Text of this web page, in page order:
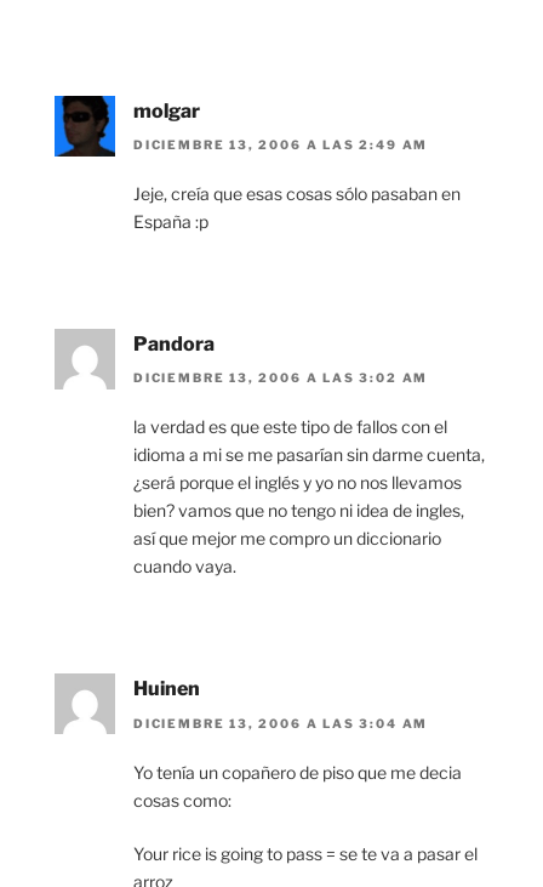
molgar
DICIEMBRE 13, 2006 A LAS 2:49 AM
Jeje, creía que esas cosas sólo pasaban en
España :p
Pandora
DICIEMBRE 13, 2006 A LAS 3:02 AM
la verdad es que este tipo de fallos con el
idioma a mi se me pasarían sin darme cuenta,
¿será porque el inglés y yo no nos llevamos
bien? vamos que no tengo ni idea de ingles,
así que mejor me compro un diccionario
cuando vaya.
Huinen
DICIEMBRE 13, 2006 A LAS 3:04 AM
Yo tenía un copañero de piso que me decia
cosas como:
Your rice is going to pass = se te va a pasar el
arroz